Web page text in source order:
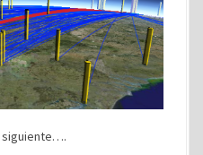
siguiente….